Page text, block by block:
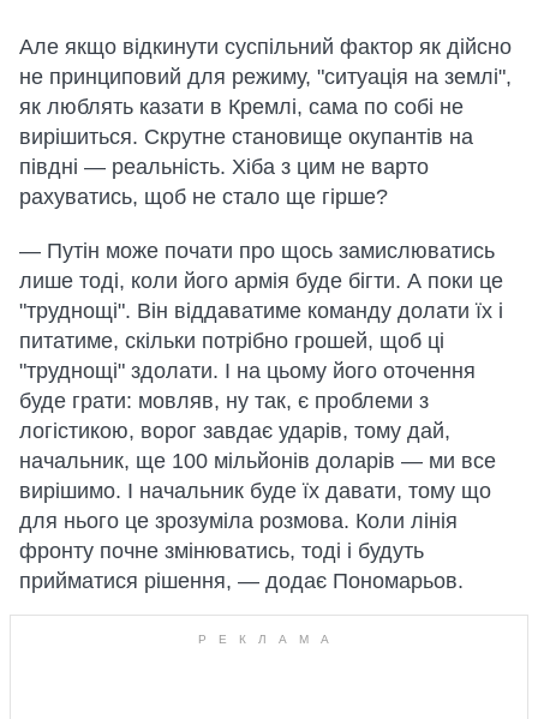
Але якщо відкинути суспільний фактор як дійсно
не принциповий для режиму, "ситуація на землі",
як люблять казати в Кремлі, сама по собі не
вирішиться. Скрутне становище окупантів на
півдні — реальність. Хіба з цим не варто
рахуватись, щоб не стало ще гірше?
— Путін може почати про щось замислюватись
лише тоді, коли його армія буде бігти. А поки це
"труднощі". Він віддаватиме команду долати їх і
питатиме, скільки потрібно грошей, щоб ці
"труднощі" здолати. І на цьому його оточення
буде грати: мовляв, ну так, є проблеми з
логістикою, ворог завдає ударів, тому дай,
начальник, ще 100 мільйонів доларів — ми все
вирішимо. І начальник буде їх давати, тому що
для нього це зрозуміла розмова. Коли лінія
фронту почне змінюватись, тоді і будуть
прийматися рішення, — додає Пономарьов.